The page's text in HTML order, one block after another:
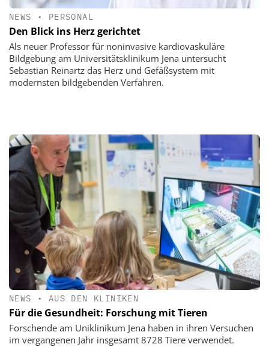
NEWS • PERSONAL
Den Blick ins Herz gerichtet
Als neuer Professor für noninvasive kardiovaskuläre
Bildgebung am Universitätsklinikum Jena untersucht
Sebastian Reinartz das Herz und Gefäßsystem mit
modernsten bildgebenden Verfahren.
NEWS • AUS DEN KLINIKEN
Für die Gesundheit: Forschung mit Tieren
Forschende am Uniklinikum Jena haben in ihren Versuchen
im vergangenen Jahr insgesamt 8728 Tiere verwendet.